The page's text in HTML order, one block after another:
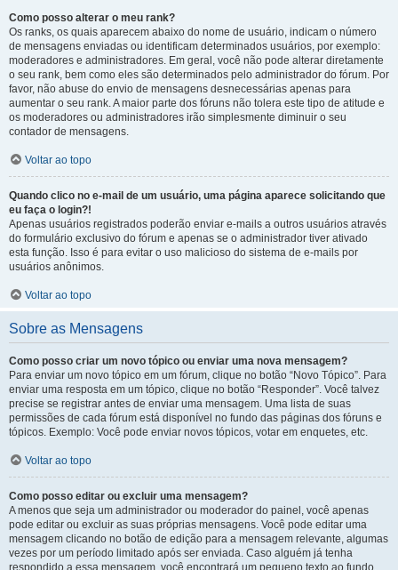
Como posso alterar o meu rank?
Os ranks, os quais aparecem abaixo do nome de usuário, indicam o número
de mensagens enviadas ou identificam determinados usuários, por exemplo:
moderadores e administradores. Em geral, você não pode alterar diretamente
o seu rank, bem como eles são determinados pelo administrador do fórum. Por
favor, não abuse do envio de mensagens desnecessárias apenas para
aumentar o seu rank. A maior parte dos fóruns não tolera este tipo de atitude e
os moderadores ou administradores irão simplesmente diminuir o seu
contador de mensagens.
Voltar ao topo
Quando clico no e-mail de um usuário, uma página aparece solicitando que
eu faça o login?!
Apenas usuários registrados poderão enviar e-mails a outros usuários através
do formulário exclusivo do fórum e apenas se o administrador tiver ativado
esta função. Isso é para evitar o uso malicioso do sistema de e-mails por
usuários anônimos.
Voltar ao topo
Sobre as Mensagens
Como posso criar um novo tópico ou enviar uma nova mensagem?
Para enviar um novo tópico em um fórum, clique no botão “Novo Tópico”. Para
enviar uma resposta em um tópico, clique no botão “Responder”. Você talvez
precise se registrar antes de enviar uma mensagem. Uma lista de suas
permissões de cada fórum está disponível no fundo das páginas dos fóruns e
tópicos. Exemplo: Você pode enviar novos tópicos, votar em enquetes, etc.
Voltar ao topo
Como posso editar ou excluir uma mensagem?
A menos que seja um administrador ou moderador do painel, você apenas
pode editar ou excluir as suas próprias mensagens. Você pode editar uma
mensagem clicando no botão de edição para a mensagem relevante, algumas
vezes por um período limitado após ser enviada. Caso alguém já tenha
respondido a essa mensagem, você encontrará um pequeno texto ao fundo,